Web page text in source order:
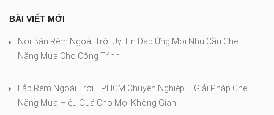
BÀI VIẾT MỚI
Nơi Bán Rèm Ngoài Trời Uy Tín Đáp Ứng Mọi Nhu Cầu Che
Nắng Mưa Cho Công Trình
Lắp Rèm Ngoài Trời TPHCM Chuyên Nghiệp – Giải Pháp Che
Nắng Mưa Hiệu Quả Cho Mọi Không Gian